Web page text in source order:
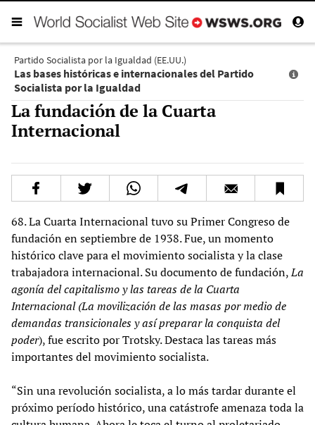
Partido Socialista por la Igualdad (EE.UU.)
Las bases históricas e internacionales del Partido
Socialista por la Igualdad
La fundación de la Cuarta
Internacional
68. La Cuarta Internacional tuvo su Primer Congreso de
fundación en septiembre de 1938. Fue, un momento
histórico clave para el movimiento socialista y la clase
trabajadora internacional. Su documento de fundación,La
agonía del capitalismo y las tareas de la Cuarta
Internacional (La movilización de las masas por medio de
demandas transicionales y así preparar la conquista del
poder), fue escrito por Trotsky. Destaca las tareas más
importantes del movimiento socialista.
“Sin una revolución socialista, a lo más tardar durante el
próximo período histórico, una catástrofe amenaza toda la